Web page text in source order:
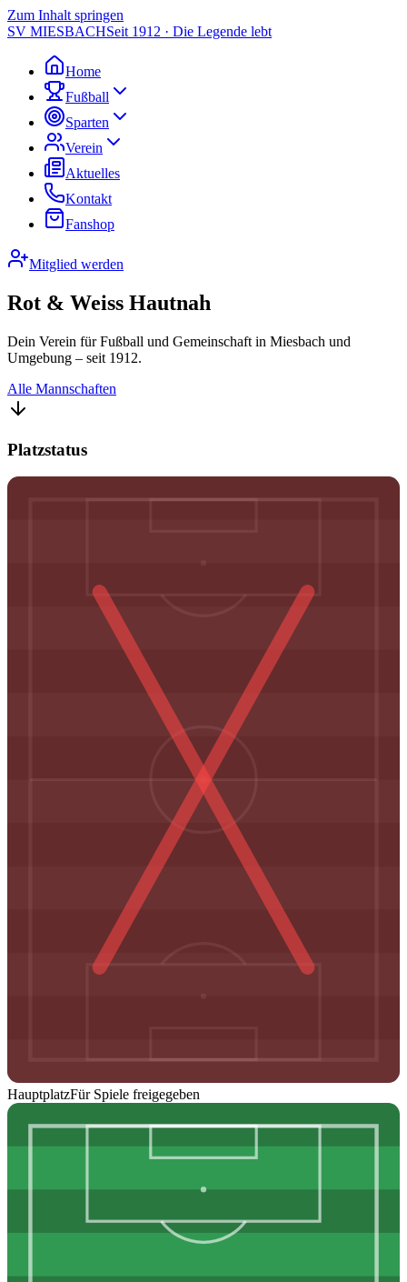
Zum Inhalt springen
SV MIESBACHSeit 1912 · Die Legende lebt
Home
Fußball
Sparten
Verein
Aktuelles
Kontakt
Fanshop
Mitglied werden
Rot & Weiss Hautnah
Dein Verein für Fußball und Gemeinschaft in Miesbach und
Umgebung – seit 1912.
Alle Mannschaften
Platzstatus
HauptplatzFür Spiele freigegeben